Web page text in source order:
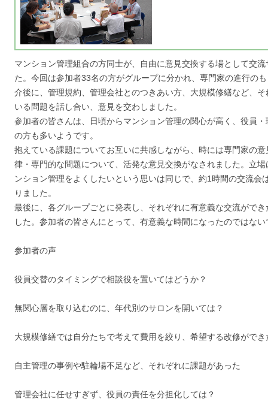
マンション管理組合の方同士が、自由に意見交換する場として交
た。今回は参加者33名の方がグループに分かれ、専門家の進行の
介後に、管理規約、管理会社とのつきあい方、大規模修繕など、
いる問題を話し合い、意見を交わしました。
参加者の皆さんは、日頃からマンション管理の関心が高く、役員
の方も多いようです。
抱えている課題についてお互いに共感しながら、時には専門家の
律・専門的な問題について、活発な意見交換がなされました。立
ンション管理をよくしたいという思いは同じで、約1時間の交流会
りました。
最後に、各グループごとに発表し、それぞれに有意義な交流がで
した。参加者の皆さんにとって、有意義な時間になったのではな
参加者の声
役員交替のタイミングで相談役を置いてはどうか？
無関心層を取り込むのに、年代別のサロンを開いては？
大規模修繕では自分たちで考えて費用を絞り、希望する改修ができ
自主管理の事例や駐輪場不足など、それぞれに課題があった
管理会社に任せすぎず、役員の責任を分担化しては？